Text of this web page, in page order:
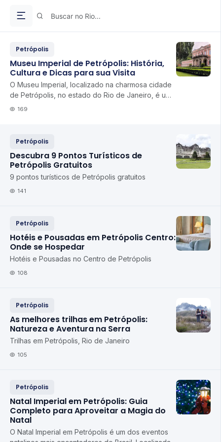
Petrópolis
Museu Imperial de Petrópolis: História,
Cultura e Dicas para sua Visita
O Museu Imperial, localizado na charmosa cidade
de Petrópolis, no estado do Rio de Janeiro, é um
dos museus mais importantes do Brasil e um ...
169
Petrópolis
Descubra 9 Pontos Turísticos de
Petrópolis Gratuitos
9 pontos turísticos de Petrópolis gratuitos
141
Petrópolis
Hotéis e Pousadas em Petrópolis Centro:
Onde se Hospedar
Hotéis e Pousadas no Centro de Petrópolis
108
Petrópolis
As melhores trilhas em Petrópolis:
Natureza e Aventura na Serra
Trilhas em Petrópolis, Rio de Janeiro
105
Petrópolis
Natal Imperial em Petrópolis: Guia
Completo para Aproveitar a Magia do
Natal
O Natal Imperial em Petrópolis é um dos eventos